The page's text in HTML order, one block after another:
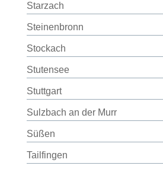
Starzach
Steinenbronn
Stockach
Stutensee
Stuttgart
Sulzbach an der Murr
Süßen
Tailfingen